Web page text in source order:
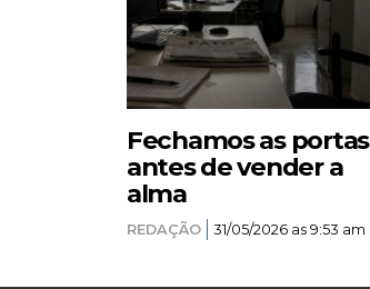
Fechamos as portas
antes de vender a
alma
REDAÇÃO 31/05/2026 as 9:53 am